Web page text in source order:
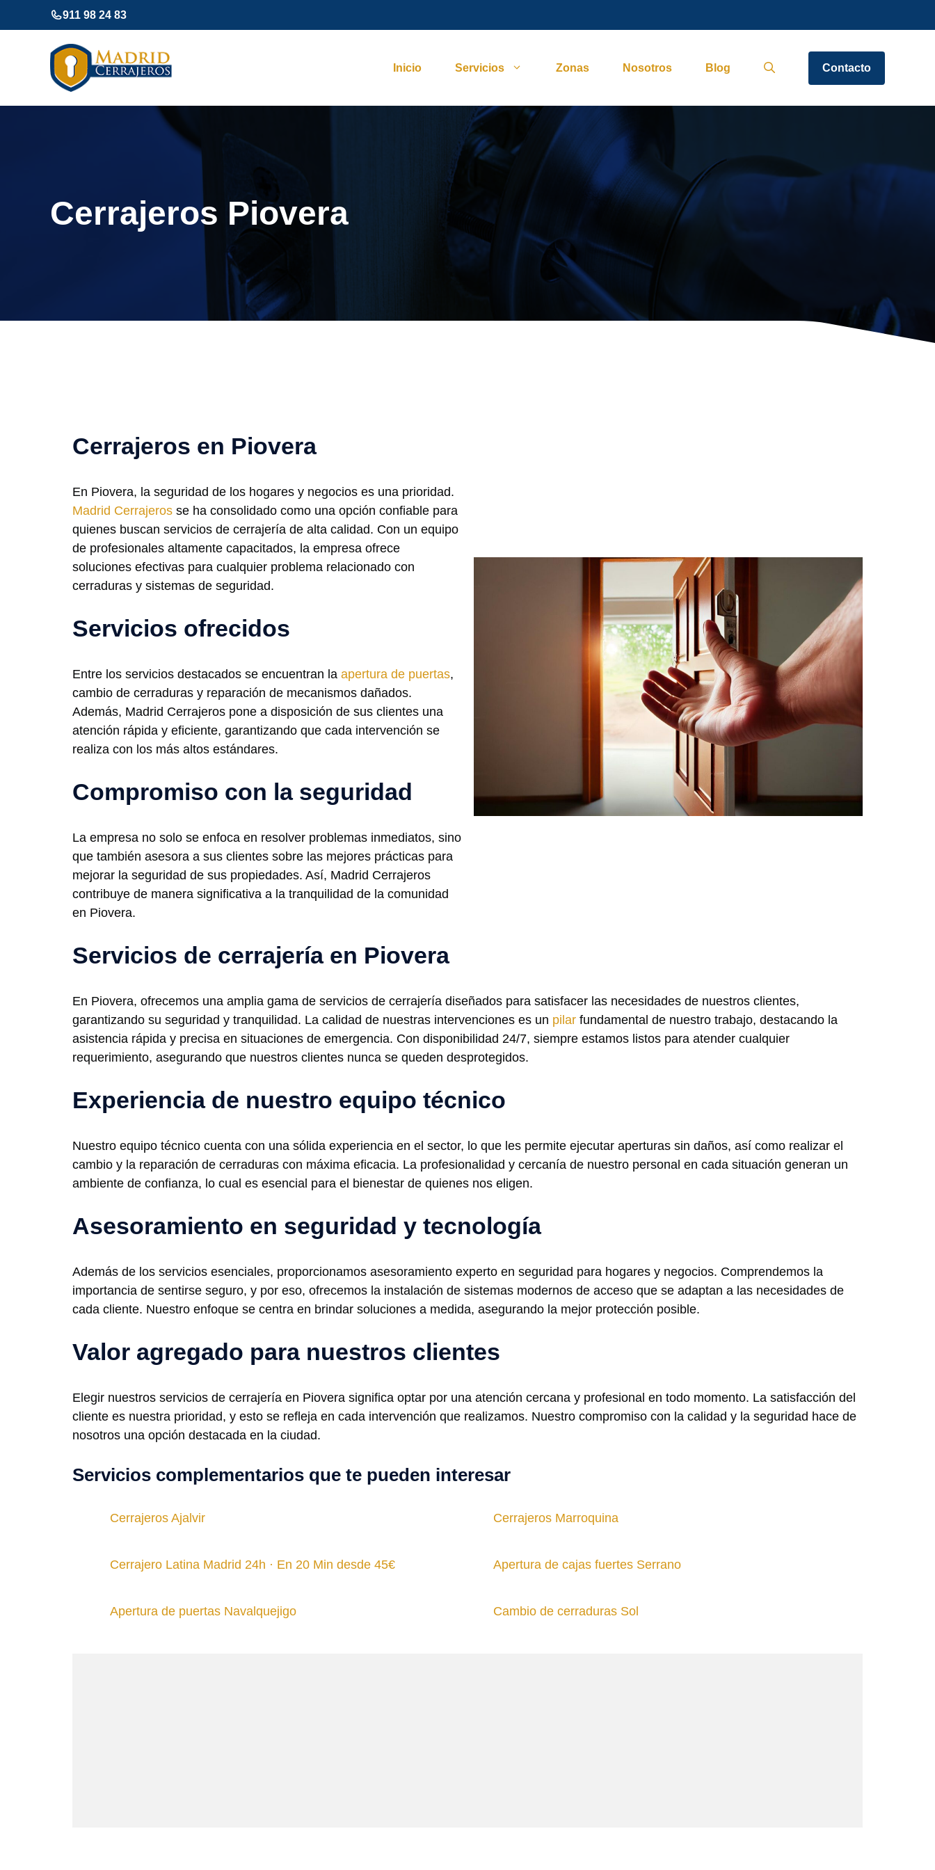
al
911 98 24 83
Inicio Servicios Zonas Nosotros Blog Contacto
Cerrajeros Piovera
Cerrajeros en Piovera
En Piovera, la seguridad de los hogares y negocios es una prioridad.
Madrid Cerrajeros se ha consolidado como una opción confiable para
quienes buscan servicios de cerrajería de alta calidad. Con un equipo
de profesionales altamente capacitados, la empresa ofrece
soluciones efectivas para cualquier problema relacionado con
cerraduras y sistemas de seguridad.
Servicios ofrecidos
Entre los servicios destacados se encuentran la apertura de puertas,
cambio de cerraduras y reparación de mecanismos dañados.
Además, Madrid Cerrajeros pone a disposición de sus clientes una
atención rápida y eficiente, garantizando que cada intervención se
realiza con los más altos estándares.
Compromiso con la seguridad
La empresa no solo se enfoca en resolver problemas inmediatos, sino
que también asesora a sus clientes sobre las mejores prácticas para
mejorar la seguridad de sus propiedades. Así, Madrid Cerrajeros
contribuye de manera significativa a la tranquilidad de la comunidad
en Piovera.
Servicios de cerrajería en Piovera
En Piovera, ofrecemos una amplia gama de servicios de cerrajería diseñados para satisfacer las necesidades de nuestros clientes,
garantizando su seguridad y tranquilidad. La calidad de nuestras intervenciones es un pilar fundamental de nuestro trabajo, destacando la
asistencia rápida y precisa en situaciones de emergencia. Con disponibilidad 24/7, siempre estamos listos para atender cualquier
requerimiento, asegurando que nuestros clientes nunca se queden desprotegidos.
Experiencia de nuestro equipo técnico
Nuestro equipo técnico cuenta con una sólida experiencia en el sector, lo que les permite ejecutar aperturas sin daños, así como realizar el
cambio y la reparación de cerraduras con máxima eficacia. La profesionalidad y cercanía de nuestro personal en cada situación generan un
ambiente de confianza, lo cual es esencial para el bienestar de quienes nos eligen.
Asesoramiento en seguridad y tecnología
Además de los servicios esenciales, proporcionamos asesoramiento experto en seguridad para hogares y negocios. Comprendemos la
importancia de sentirse seguro, y por eso, ofrecemos la instalación de sistemas modernos de acceso que se adaptan a las necesidades de
cada cliente. Nuestro enfoque se centra en brindar soluciones a medida, asegurando la mejor protección posible.
Valor agregado para nuestros clientes
Elegir nuestros servicios de cerrajería en Piovera significa optar por una atención cercana y profesional en todo momento. La satisfacción del
cliente es nuestra prioridad, y esto se refleja en cada intervención que realizamos. Nuestro compromiso con la calidad y la seguridad hace de
nosotros una opción destacada en la ciudad.
Servicios complementarios que te pueden interesar
Cerrajeros Ajalvir Cerrajeros Marroquina
Cerrajero Latina Madrid 24h · En 20 Min desde 45€ Apertura de cajas fuertes Serrano
Apertura de puertas Navalquejigo Cambio de cerraduras Sol